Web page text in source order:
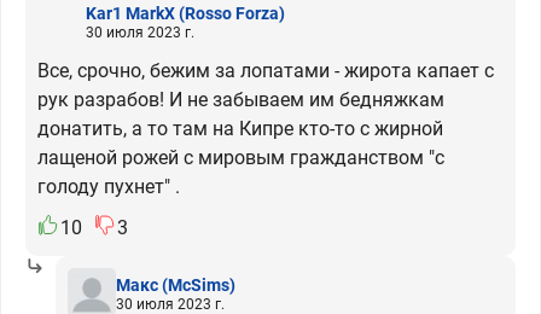
Kar1 MarkX(Rosso Forza)
30 июля 2023 г.
Все, срочно, бежим за лопатами - жирота капает с
рук разрабов! И не забываем им бедняжкам
донатить, а то там на Кипре кто-то с жирной
лащеной рожей с мировым гражданством "с
голоду пухнет" .
10
3
Макс(McSims)
30 июля 2023 г.